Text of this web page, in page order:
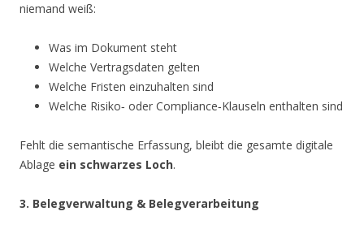
niemand weiß:
Was im Dokument steht
Welche Vertragsdaten gelten
Welche Fristen einzuhalten sind
Welche Risiko‑ oder Compliance‑Klauseln enthalten sind
Fehlt die semantische Erfassung, bleibt die gesamte digitale
Ablage ein schwarzes Loch.
3. Belegverwaltung & Belegverarbeitung